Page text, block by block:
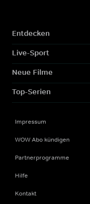
Entdecken
Live-Sport
Neue Filme
Top-Serien
Impressum
WOW Abo kündigen
Partnerprogramme
Hilfe
Kontakt